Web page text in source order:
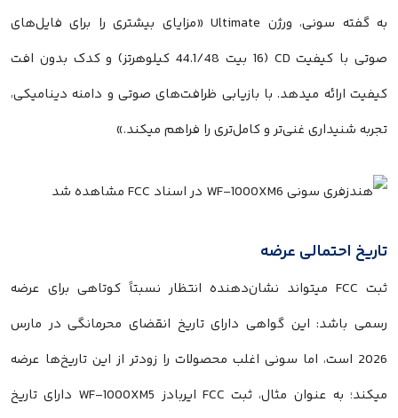
به گفته سونی، ورژن Ultimate «مزایای بیشتری را برای فایل‌های
صوتی با کیفیت CD (16 بیت 44.1/48 کیلوهرتز) و کدک بدون افت
کیفیت ارائه میدهد. با بازیابی ظرافت‌های صوتی و دامنه دینامیکی،
تجربه شنیداری غنی‌تر و کامل‌تری را فراهم میکند.»
تاریخ احتمالی عرضه
ثبت FCC میتواند نشان‌دهنده انتظار نسبتاً کوتاهی برای عرضه
رسمی باشد: این گواهی دارای تاریخ انقضای محرمانگی در مارس
2026 است، اما سونی اغلب محصولات را زودتر از این تاریخ‌ها عرضه
میکند؛ به عنوان مثال، ثبت FCC ایر‌بادز WF-1000XM5 دارای تاریخ